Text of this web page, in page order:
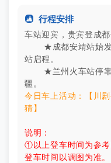
 行程安排
车站迎宾，贵宾登成
★成都安靖站始发
站启程。
★兰州火车站停靠
疆。
今日车上活动：【川
猜】
说明：
①以上登车时间为参考
登车时间以调图为准。